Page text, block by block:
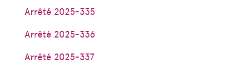
Arrêté 2025-335
Arrêté 2025-336
Arrêté 2025-337